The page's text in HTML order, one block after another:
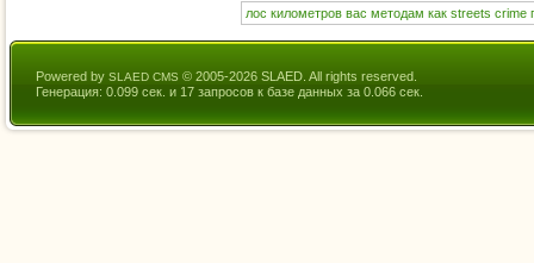
лос километров вас методам как streets crime
Powered by SLAED CMS © 2005-2026 SLAED. All rights reserved.
Генерация: 0.099 сек. и 17 запросов к базе данных за 0.066 сек.